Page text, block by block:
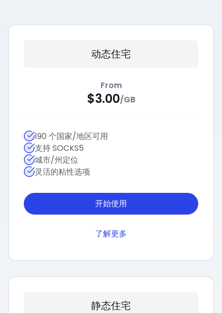
动态住宅
From
$3.00/GB
190 个国家/地区可用
支持 SOCKS5
城市/州定位
灵活的粘性选项
开始使用
了解更多
静态住宅